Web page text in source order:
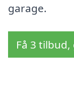
garage.
Få 3